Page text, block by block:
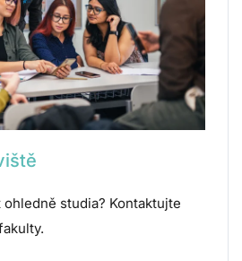
studia? Kontaktujte